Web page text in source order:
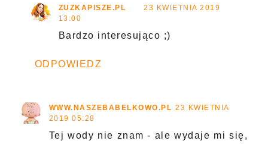
ZUZKAPISZE.PL
23 KWIETNIA 2019
13:00
Bardzo interesująco ;)
ODPOWIEDZ
WWW.NASZEBABELKOWO.PL 23 KWIETNIA
2019 05:28
Tej wody nie znam - ale wydaje mi się,